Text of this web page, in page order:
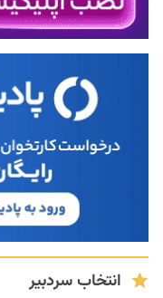
انتخاب سردبیر